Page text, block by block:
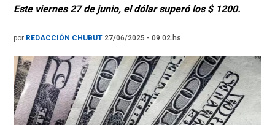
Este viernes 27 de junio, el dólar superó los $ 1200.
por REDACCIÓN CHUBUT 27/06/2025 - 09.02.hs